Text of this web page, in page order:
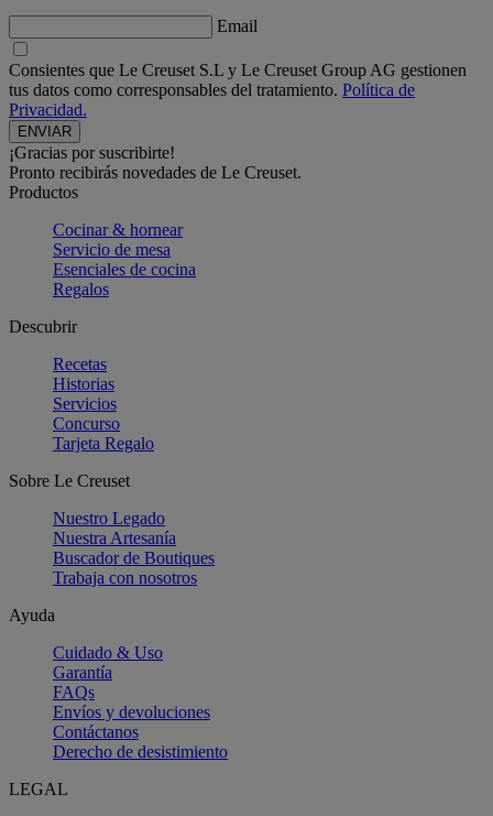
Email
Consientes que Le Creuset S.L y Le Creuset Group AG gestionen
tus datos como corresponsables del tratamiento. Política de
Privacidad.
¡Gracias por suscribirte!
Pronto recibirás novedades de Le Creuset.
Productos
Cocinar & hornear
Servicio de mesa
Esenciales de cocina
Regalos
Descubrir
Recetas
Historias
Servicios
Concurso
Tarjeta Regalo
Sobre Le Creuset
Nuestro Legado
Nuestra Artesanía
Buscador de Boutiques
Trabaja con nosotros
Ayuda
Cuidado & Uso
Garantía
FAQs
Envíos y devoluciones
Contáctanos
Derecho de desistimiento
LEGAL